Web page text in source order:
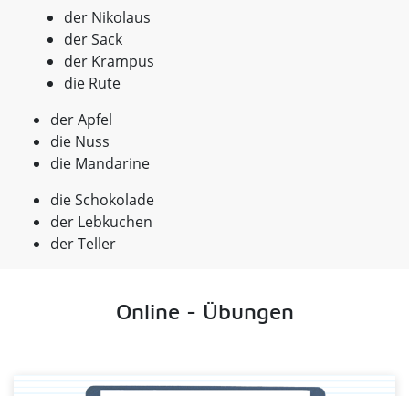
der Nikolaus
der Sack
der Krampus
die Rute
der Apfel
die Nuss
die Mandarine
die Schokolade
der Lebkuchen
der Teller
Online - Übungen